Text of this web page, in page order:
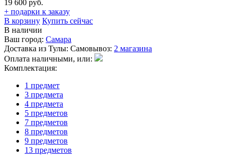
19 600 руб.
+ подарки к заказу
В корзину Купить сейчас
В наличии
Ваш город: Самара
Доставка из Тулы: Самовывоз: 2 магазина
Оплата наличными, или:
Комплектация:
1 предмет
3 предмета
4 предмета
5 предметов
7 предметов
8 предметов
9 предметов
13 предметов